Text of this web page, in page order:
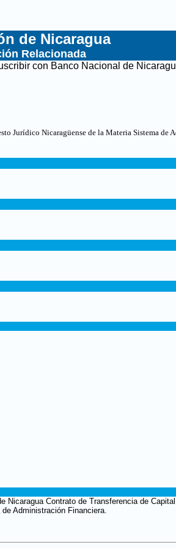
de Nicaragua
Relacionada
con Banco Nacional de
Jurídico Nicaragüense de la Materia Sistema de
Contrato de Transferencia de
Administración Financiera.